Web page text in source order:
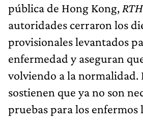
pública de Hong Kong,
autoridades cerraron los
provisionales levantados
enfermedad y aseguran
volviendo a la normalidad.
sostienen que ya no son
pruebas para los enfermos